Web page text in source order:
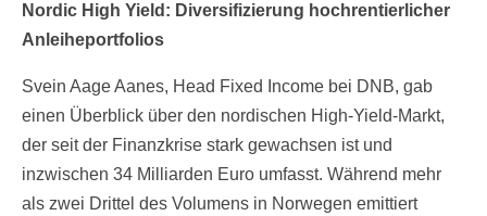
Nordic High Yield: Diversifizierung hochrentierlicher
Anleiheportfolios
Svein Aage Aanes, Head Fixed Income bei DNB, gab
einen Überblick über den nordischen High-Yield-Markt,
der seit der Finanzkrise stark gewachsen ist und
inzwischen 34 Milliarden Euro umfasst. Während mehr
als zwei Drittel des Volumens in Norwegen emittiert